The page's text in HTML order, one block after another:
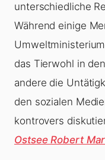
unterschiedliche
Während einige
das Tierwohl in
andere die
den sozialen
kontrovers
Ostsee Robert